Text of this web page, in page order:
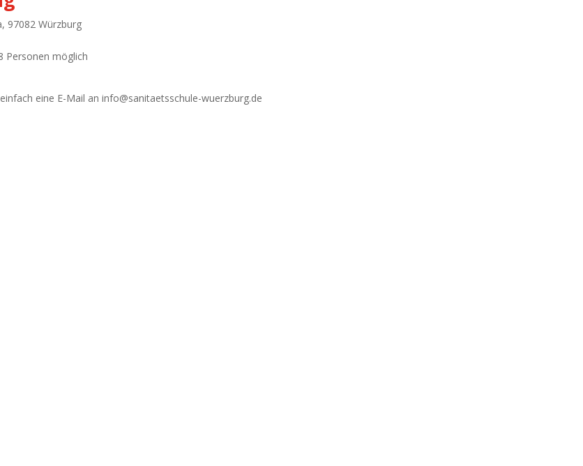
97082 Würzburg
Personen möglich
eine E-Mail an info@sanitaetsschule-wuerzburg.de